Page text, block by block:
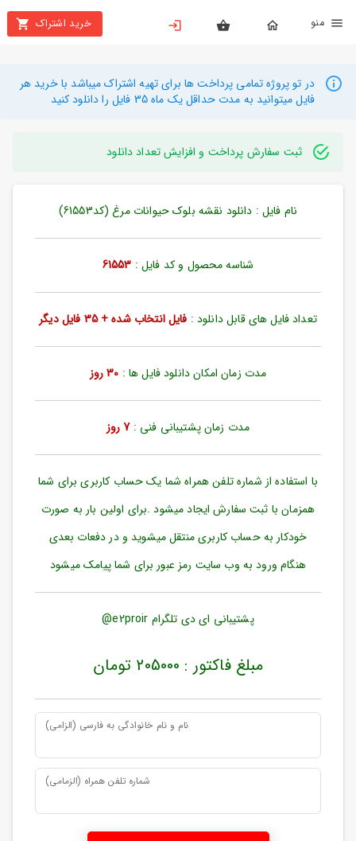
خرید اشتراک
بستن
محصولات
تهیه
راهنما
دانلود
کاربری
نام
بازیابی
رمز
مندی
ها
در تو پروژه تمامی پرداخت ها برای تهیه اشتراک میباشد با خرید هر
فایل میتوانید به مدت حداقل یک ماه 35 فایل را دانلود کنید
ثبت سفارش پرداخت و افزایش تعداد دانلود
نام فایل : دانلود نقشه بلوک حیوانات مرغ (کد61553)
شناسه محصول و کد فایل : 61553
تعداد فایل های قابل دانلود : فایل انتخاب شده + 35 فایل دیگر
مدت زمان امکان دانلود فایل ها : 30 روز
مدت زمان پشتیبانی فنی :7 روز
با استفاده از شماره تلفن همراه شما یک حساب کاربری برای شما
همزمان با ثبت سفارش ایجاد میشود .برای اولین بار به صورت
خودکار به حساب کاربری منتقل میشوید و در دفعات بعدی
هنگام ورود به وب سایت رمز عبور برای شما پیامک میشود
پشتیبانی ای دی تلگرام e2proir@
مبلغ فاکتور : 205000 تومان
نام و نام خانوادگی به فارسی (الزامی)
شماره تلفن همراه (الزمامی)